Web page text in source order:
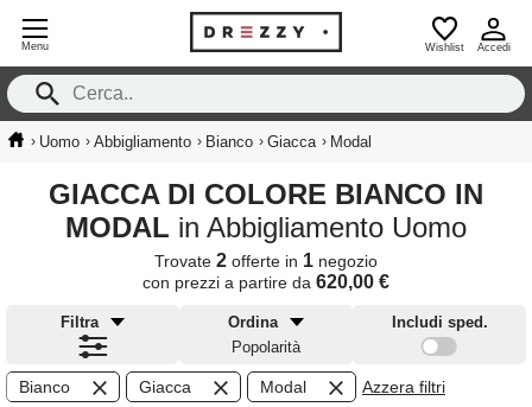
Menu Wishlist Accedi
› Uomo › Abbigliamento › Bianco › Giacca › Modal
GIACCA DI COLORE BIANCO IN
MODAL in Abbigliamento Uomo
Trovate 2 offerte in 1 negozio
con prezzi a partire da 620,00 €
Filtra
Ordina
Popolarità
Includi sped.
Bianco Giacca Modal Azzera filtri